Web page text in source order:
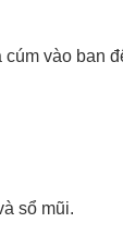
cúm vào ban
sổ mũi.